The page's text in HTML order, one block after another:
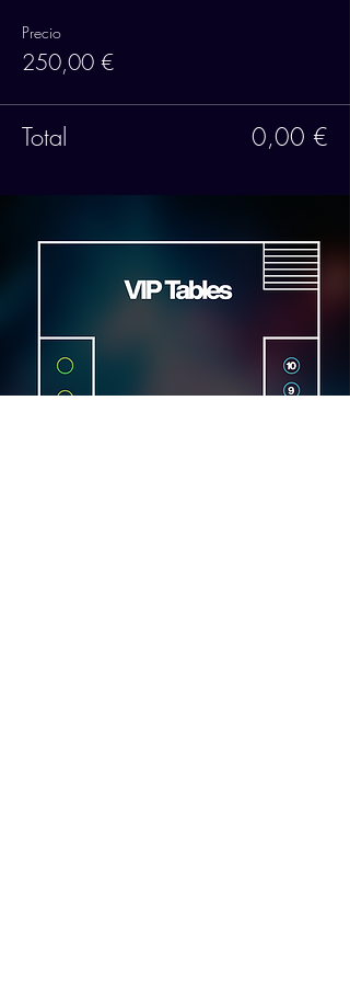
Precio
250,00 €
Total 0,00 €